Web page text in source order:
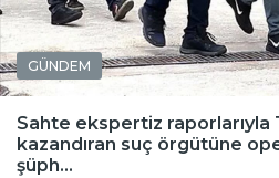
GÜNDEM
Sahte ekspertiz raporlarıyla
kazandıran suç örgütüne
şüph...